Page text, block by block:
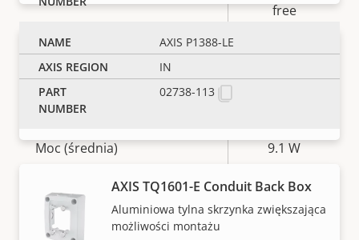
free
Zasilanie
Opis
Moc (maksymalna)
Moc (średnia) 9.1 W
Napięcie wejściowe zasilania
prądem stałym
10-28 V
AXIS TQ1501-E Crane and Traffic
Mniej drgań i większa stabilność
AXIS TQ1601-E Conduit Back Box
Aluminiowa tylna skrzynka zwiększająca
możliwości montażu
AXIS P1388-LE
IN
02738-113
UWAGA
Produkty Axis mogą podlegać amerykańskim i